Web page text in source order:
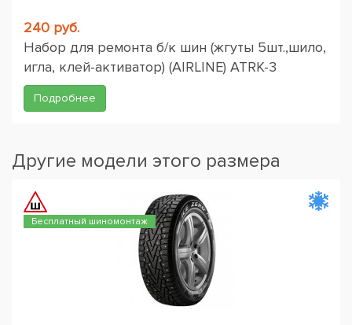
240 руб.
Набор для ремонта б/к шин (жгуты 5шт.,шило,
игла, клей-активатор) (AIRLINE) ATRK-3
Подробнее
Другие модели этого размера
Бесплатный шиномонтаж